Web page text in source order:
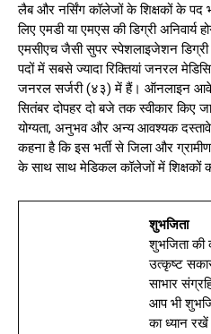
लैब और नर्सिंग कॉलेजों के शिक्षकों के पद
लिए एमडी या एमएस की डिग्री अनिवार्य
एमसीएच जैसी सुपर स्पेशलाइजेशन
पदों में सबसे ज्यादा रिक्तियां जनरल
जनरल सर्जरी (४३) में हैं। ऑनलाइन
सितंबर दोपहर दो बजे तक स्वीकार
योग्यता, अनुभव और अन्य आवश्यक
कहना है कि इस भर्ती से जिला और
के साथ साथ मेडिकल कॉलेजों में शिक्षकों
शुभजिता
शुभजिता की
उत्कृष्ट
साभार
आप भी
का ध्यान